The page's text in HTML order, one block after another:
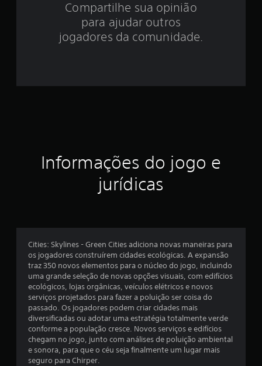
e
s
e
m
m
t
Compartilhe sua opinião
para ajudar outros
jogadores da comunidade.
Informações do jogo e
jurídicas
Cities: Skylines - Green Cities adiciona novas maneiras para
os jogadores construírem cidades ecológicas. A expansão
traz 350 novos elementos para o núcleo do jogo, incluindo
uma grande seleção de novas opções visuais, com edifícios
ecológicos, lojas orgânicas, veículos elétricos e novos
serviços projetados para fazer a poluição ser coisa do
passado. Os jogadores podem criar cidades mais
diversificadas ou adotar uma estratégia totalmente verde
conforme a população cresce. Novos serviços e edifícios
chegam no jogo, junto com análises de poluição ambiental
e sonora, para que o céu seja finalmente um lugar mais
seguro para Chirper.